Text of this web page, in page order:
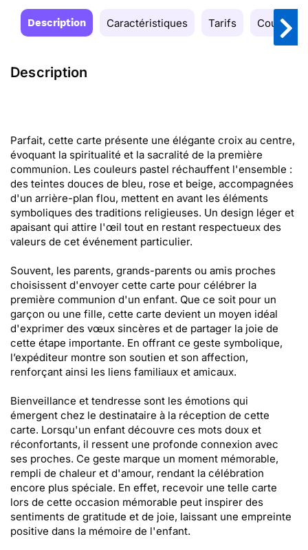
Description Caractéristiques Tarifs Couleurs
Description
Parfait, cette carte présente une élégante croix au centre,
évoquant la spiritualité et la sacralité de la première
communion. Les couleurs pastel réchauffent l'ensemble :
des teintes douces de bleu, rose et beige, accompagnées
d'un arrière-plan flou, mettent en avant les éléments
symboliques des traditions religieuses. Un design léger et
apaisant qui attire l'œil tout en restant respectueux des
valeurs de cet événement particulier.
Souvent, les parents, grands-parents ou amis proches
choisissent d'envoyer cette carte pour célébrer la
première communion d'un enfant. Que ce soit pour un
garçon ou une fille, cette carte devient un moyen idéal
d'exprimer des vœux sincères et de partager la joie de
cette étape importante. En offrant ce geste symbolique,
l’expéditeur montre son soutien et son affection,
renforçant ainsi les liens familiaux et amicaux.
Bienveillance et tendresse sont les émotions qui
émergent chez le destinataire à la réception de cette
carte. Lorsqu'un enfant découvre ces mots doux et
réconfortants, il ressent une profonde connexion avec
ses proches. Ce geste marque un moment mémorable,
rempli de chaleur et d'amour, rendant la célébration
encore plus spéciale. En effet, recevoir une telle carte
lors de cette occasion mémorable peut inspirer des
sentiments de gratitude et de joie, laissant une empreinte
positive dans la mémoire de l'enfant.